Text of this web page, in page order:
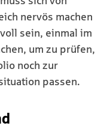
nervös machen
sein, einmal im
um zu prüfen,
noch zur
passen.